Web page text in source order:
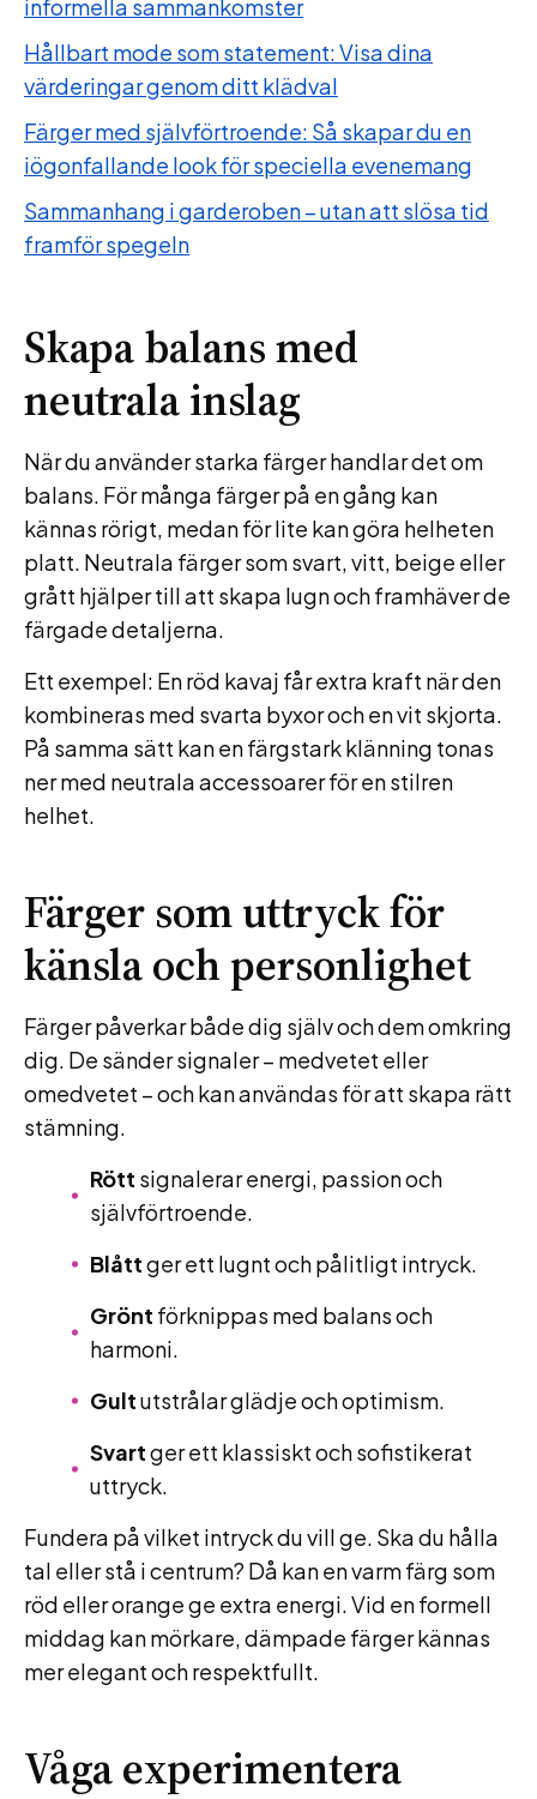
informella sammankomster
Hållbart mode som statement: Visa dina
värderingar genom ditt klädval
Färger med självförtroende: Så skapar du en
iögonfallande look för speciella evenemang
Sammanhang i garderoben – utan att slösa tid
framför spegeln
Skapa balans med
neutrala inslag
När du använder starka färger handlar det om
balans. För många färger på en gång kan
kännas rörigt, medan för lite kan göra helheten
platt. Neutrala färger som svart, vitt, beige eller
grått hjälper till att skapa lugn och framhäver de
färgade detaljerna.
Ett exempel: En röd kavaj får extra kraft när den
kombineras med svarta byxor och en vit skjorta.
På samma sätt kan en färgstark klänning tonas
ner med neutrala accessoarer för en stilren
helhet.
Färger som uttryck för
känsla och personlighet
Färger påverkar både dig själv och dem omkring
dig. De sänder signaler – medvetet eller
omedvetet – och kan användas för att skapa rätt
stämning.
Rött signalerar energi, passion och
självförtroende.
Blåttger ett lugnt och pålitligt intryck.
Grönt förknippas med balans och
harmoni.
Gultutstrålar glädje och optimism.
Svartger ett klassiskt och sofistikerat
uttryck.
Fundera på vilket intryck du vill ge. Ska du hålla
tal eller stå i centrum? Då kan en varm färg som
röd eller orange ge extra energi. Vid en formell
middag kan mörkare, dämpade färger kännas
mer elegant och respektfullt.
Våga experimentera